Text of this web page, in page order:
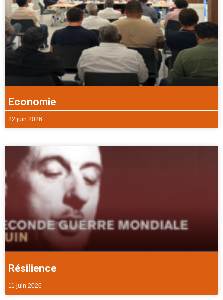
Economie
22 juin 2026
Résilience
11 juin 2026